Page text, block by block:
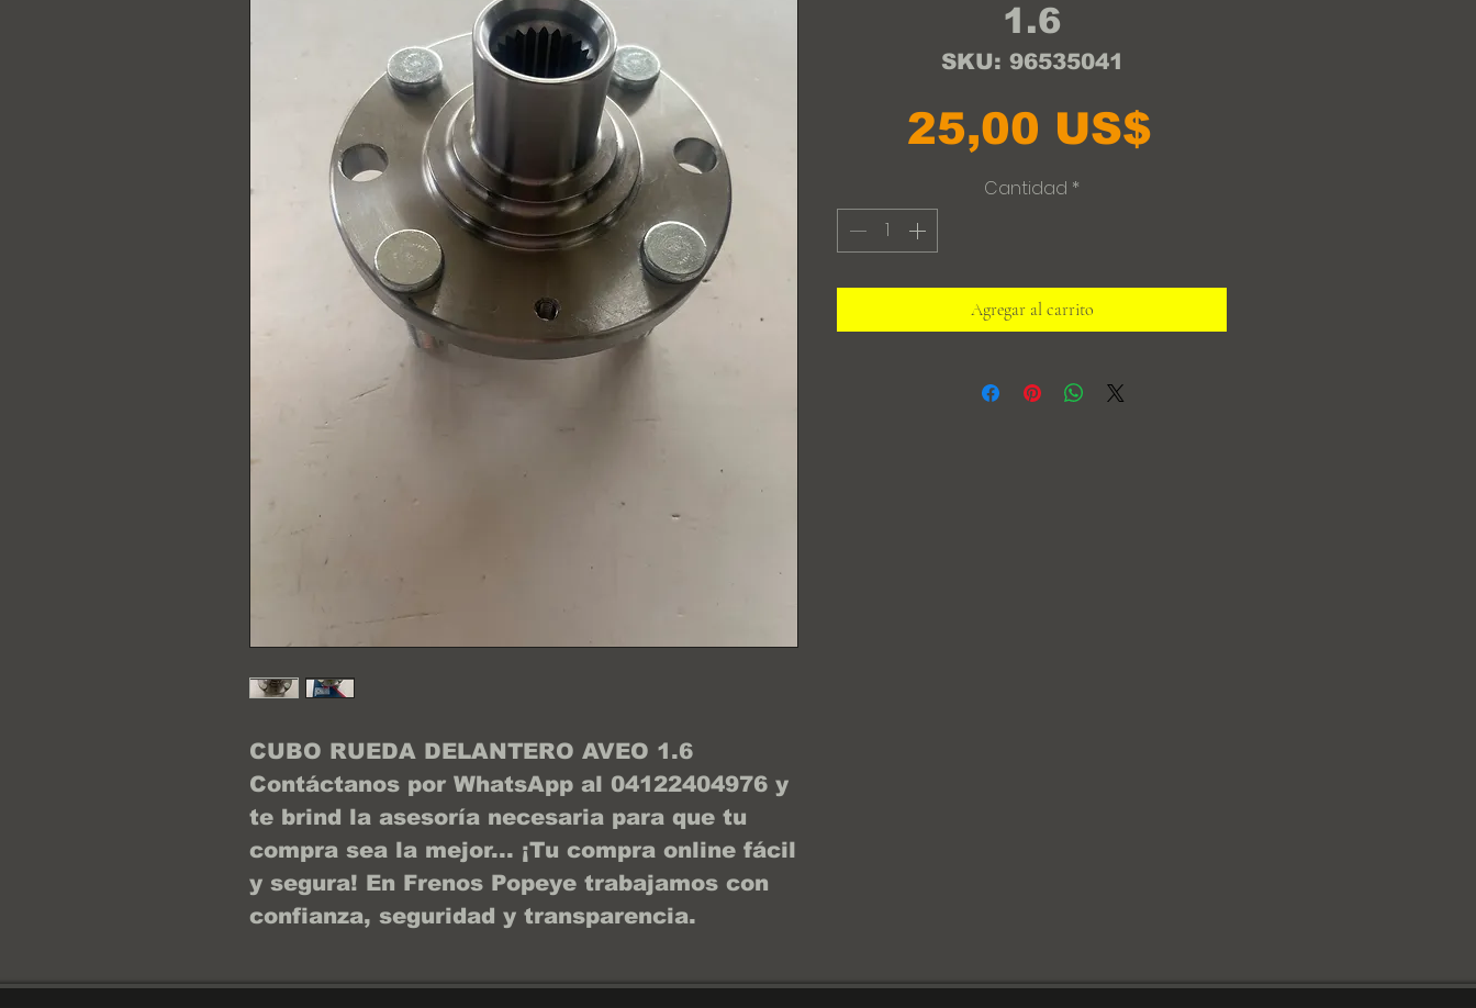
CUBO RUEDA DELANTERO AVEO 1.6
Contáctanos por WhatsApp al 04122404976 y
te brind la asesoría necesaria para que tu
compra sea la mejor... ¡Tu compra online fácil
y segura! En Frenos Popeye trabajamos con
confianza, seguridad y transparencia.
1.6
SKU: 96535041
25,00 US$Precio
Cantidad *
Agregar al carrito